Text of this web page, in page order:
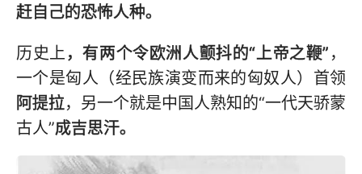
赶自己的恐怖人种。
历史上 ，有两个令欧洲人颤抖的“上帝之鞭” ，
一个是匈人（经民族演变而来的匈奴人）首领
阿提拉，另一个就是中国人熟知的“一代天骄蒙
古人”成吉思汗。